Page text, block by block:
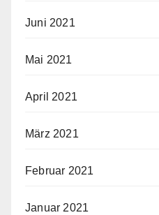
Juni 2021
Mai 2021
April 2021
März 2021
Februar 2021
Januar 2021